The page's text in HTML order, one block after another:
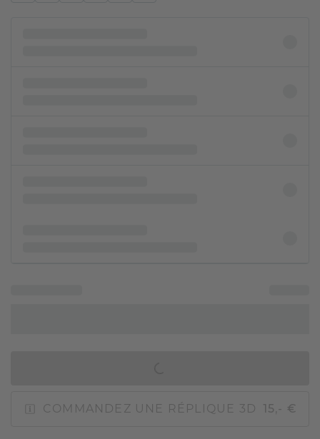
COMMANDEZ UNE RÉPLIQUE 3D 15,- €